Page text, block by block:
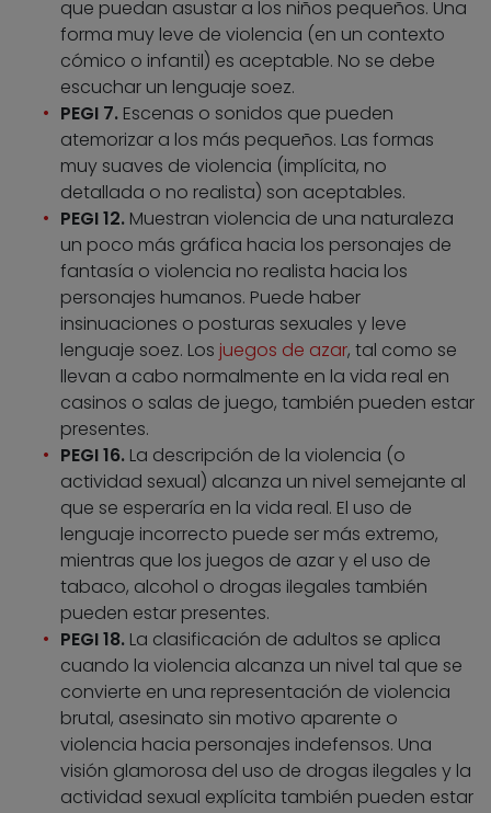
que puedan asustar a los niños pequeños. Una
forma muy leve de violencia (en un contexto
cómico o infantil) es aceptable. No se debe
escuchar un lenguaje soez.
PEGI 7. Escenas o sonidos que pueden
atemorizar a los más pequeños. Las formas
muy suaves de violencia (implícita, no
detallada o no realista) son aceptables.
PEGI 12. Muestran violencia de una naturaleza
un poco más gráfica hacia los personajes de
fantasía o violencia no realista hacia los
personajes humanos. Puede haber
insinuaciones o posturas sexuales y leve
lenguaje soez. Los juegos de azar, tal como se
llevan a cabo normalmente en la vida real en
casinos o salas de juego, también pueden estar
presentes.
PEGI 16. La descripción de la violencia (o
actividad sexual) alcanza un nivel semejante al
que se esperaría en la vida real. El uso de
lenguaje incorrecto puede ser más extremo,
mientras que los juegos de azar y el uso de
tabaco, alcohol o drogas ilegales también
pueden estar presentes.
PEGI 18. La clasificación de adultos se aplica
cuando la violencia alcanza un nivel tal que se
convierte en una representación de violencia
brutal, asesinato sin motivo aparente o
violencia hacia personajes indefensos. Una
visión glamorosa del uso de drogas ilegales y la
actividad sexual explícita también pueden estar